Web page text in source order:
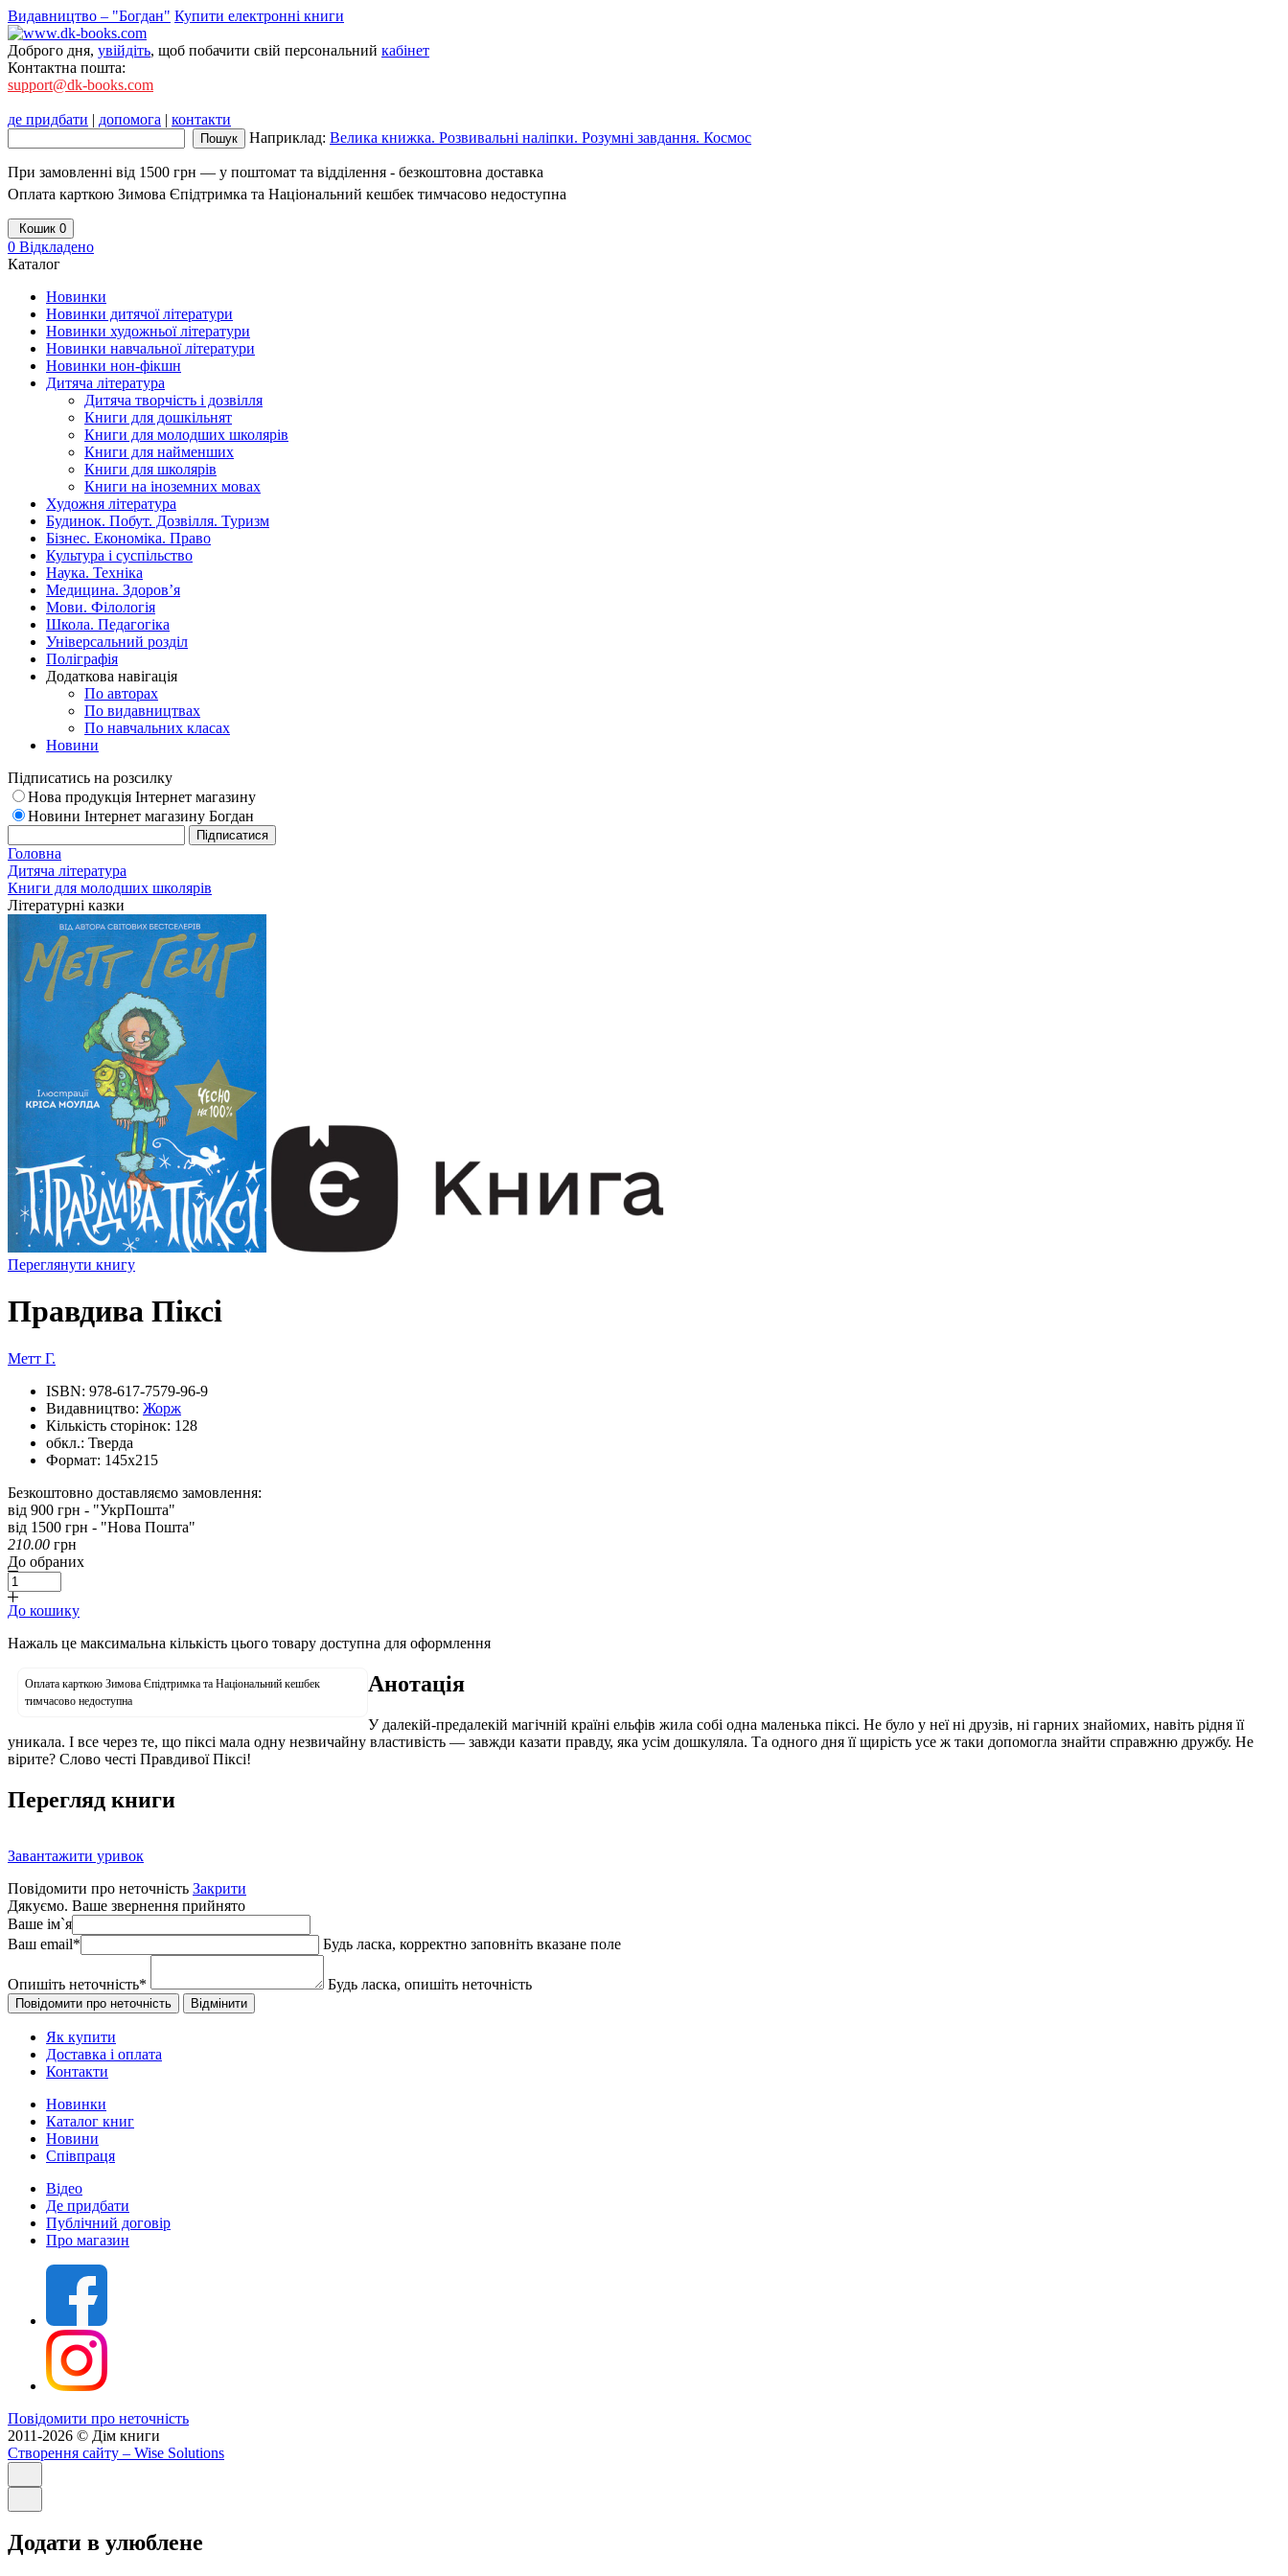
Видавництво – "Богдан" Купити електронні книги
Доброго дня, увійдіть, щоб побачити свій персональний кабінет
Контактна пошта:
support@dk-books.com
де придбати | допомога | контакти
Наприклад: Велика книжка. Розвивальні наліпки. Розумні завдання. Космос
При замовленні від 1500 грн — у поштомат та відділення - безкоштовна доставка
Оплата карткою Зимова Єпідтримка та Національний кешбек тимчасово недоступна
Кошик 0
0 Відкладено
Каталог
Новинки
Новинки дитячої літератури
Новинки художньої літератури
Новинки навчальної літератури
Новинки нон-фікшн
Дитяча література
Дитяча творчість і дозвілля
Книги для дошкільнят
Книги для молодших школярів
Книги для найменших
Книги для школярів
Книги на іноземних мовах
Художня література
Будинок. Побут. Дозвілля. Туризм
Бізнес. Економіка. Право
Культура і суспільство
Наука. Техніка
Медицина. Здоров’я
Мови. Філологія
Школа. Педагогіка
Універсальний розділ
Поліграфія
Додаткова навігація
По авторах
По видавництвах
По навчальних класах
Новини
Підписатись на розсилку
Нова продукція Інтернет магазину
Новини Інтернет магазину Богдан
Головна
Дитяча література
Книги для молодших школярів
Літературні казки
Переглянути книгу
Правдива Піксі
Mетт Г.
ISBN: 978-617-7579-96-9
Видавництво: Жорж
Кількість сторінок: 128
обкл.: Тверда
Формат: 145х215
Безкоштовно доставляємо замовлення:
від 900 грн - "УкрПошта"
від 1500 грн - "Нова Пошта"
210.00 грн
До обраних
До кошику
Нажаль це максимальна кількість цього товару доступна для оформлення
Оплата карткою Зимова Єпідтримка та Національний кешбек
тимчасово недоступна
Анотація
У далекій-предалекій магічній країні ельфів жила собі одна маленька піксі. Не було у неї ні друзів, ні гарних знайомих, навіть рідня її
уникала. І все через те, що піксі мала одну незвичайну властивість — завжди казати правду, яка усім дошкуляла. Та одного дня її щирість усе ж таки допомогла знайти справжню дружбу. Не
вірите? Слово честі Правдивої Піксі!
Перегляд книги
Завантажити уривок
Повідомити про неточність Закрити
Дякуємо. Ваше звернення прийнято
Ваше ім`я
Ваш email* Будь ласка, корректно заповніть вказане поле
Опишіть неточність* Будь ласка, опишіть неточність
Як купити
Доставка і оплата
Контакти
Новинки
Каталог книг
Новини
Співпраця
Відео
Де придбати
Публічний договір
Про магазин
Повідомити про неточність
2011-2026 © Дім книги
Створення сайту – Wise Solutions
Додати в улюблене